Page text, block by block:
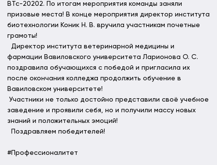
ВТс-20202. По итогам мероприятия команды заняли
призовые места! В конце мероприятия директор института
биотехнологии Коник Н. В. вручила участникам почетные
грамоты!
Директор института ветеринарной медицины и
фармации Вавиловского университета Ларионова О. С.
поздравила обучающихся с победой и пригласила их
после окончания колледжа продолжить обучение в
Вавиловском университете!
Участники не только достойно представили своё учебное
заведение и проявили себя, но и получили массу новых
знаний и положительных эмоций!
Поздравляем победителей!
#Профессионалитет